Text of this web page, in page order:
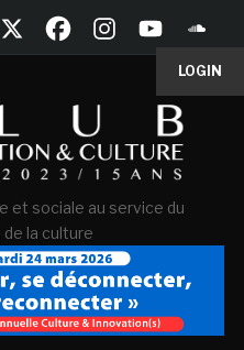
LOGIN
et sociale au service du
la culture